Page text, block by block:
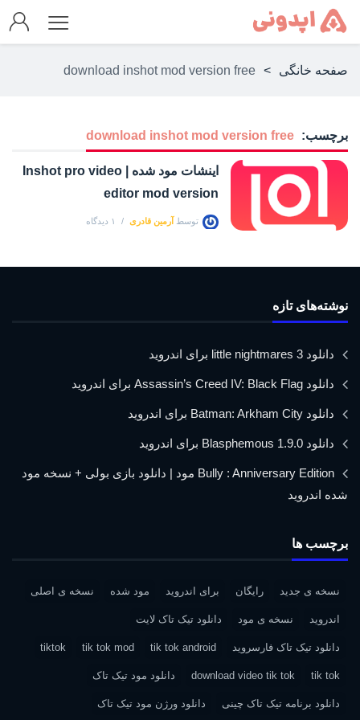
صفحه خانگی >
download inshot mod version free
برچسب: download inshot mod version free
اینشات مود شده | Inshot pro video
editor mod version
توسط آرمین قادری ۱ دیدگاه
نوشته‌های تازه
دانلود little nightmares 3 برای اندروید
دانلود Assassin’s Creed IV: Black Flag برای اندروید
دانلود Batman: Arkham City برای اندروید
دانلود Blasphemous 1.9.0 برای اندروید
Bully : Anniversary Edition مود | دانلود بازی بولی + نسخه مود
شده اندروید
برچسب ها
نسخه ی جدید رایگان برای اندروید مود شده نسخه ی اصلی
اندروید نسخه ی مود دانلود تیک تاک لایت
دانلود تیک تاک فارسروید tik tok android
tik tok mod
tiktok
tik tok
download video tik tok دانلود مود تیک تاک
دانلود برنامه تیک تاک چینی دانلود ورژن مود تیک تاک